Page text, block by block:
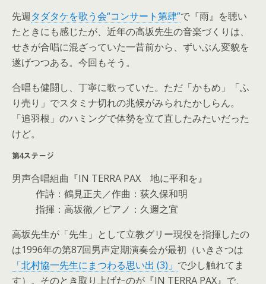
先週タダタケを歌う会“コンサート第肆”で『雨』を聴い
たときにも感じたが、近年の高坂先生の音楽づくりは、
せきが合唱に混ざっていた一昔前から、ずいぶん変貌を
遂げつつある。今回もそう。
合唱も健闘し、丁寧に歌っていた。ただ「かもめ」「ふ
り売り」でスタミナ切れの兆候がみられたかしらん。
「追羽根」のハミングで体勢を立て直したみたいだった
けど。
第4ステージ
男声合唱組曲『IN TERRA PAX 地に平和を』
作詩：鶴見正夫／作曲：荻久保和明
指揮：高坂徹／ピアノ：久邇之宜
高坂先生が「先生」として立教グリー現役を指揮したの
は1996年の第87回男声定期演奏会が最初（いきさつは
「北村協一先生にまつわる思い出 (3)」 で少し触れてま
す）。そのとき取り上げたのが『IN TERRA PAX』で、